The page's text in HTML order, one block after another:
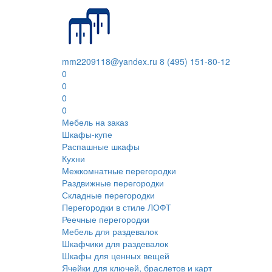
mm2209118@yandex.ru 8 (495) 151-80-12
0
0
0
0
Мебель на заказ
Шкафы-купе
Распашные шкафы
Кухни
Межкомнатные перегородки
Раздвижные перегородки
Складные перегородки
Перегородки в стиле ЛОФТ
Реечные перегородки
Мебель для раздевалок
Шкафчики для раздевалок
Шкафы для ценных вещей
Ячейки для ключей, браслетов и карт